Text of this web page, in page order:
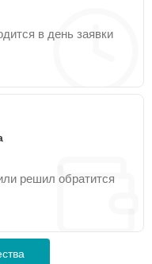
в день заявки
решил обратится